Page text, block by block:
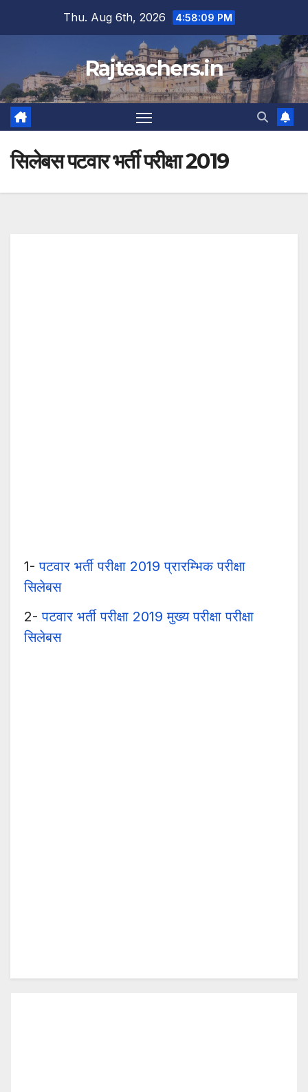
Thu. Aug 6th, 2026 4:58:09 PM
Rajteachers.in
सिलेबस पटवार भर्ती परीक्षा 2019
1-पटवार भर्ती परीक्षा 2019 प्रारम्भिक परीक्षा
सिलेबस
2-पटवार भर्ती परीक्षा 2019 मुख्य परीक्षा परीक्षा
सिलेबस